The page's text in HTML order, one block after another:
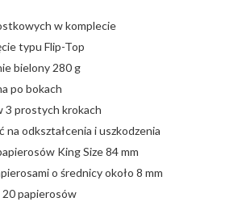
w komplecie
typu Flip-Top
bielony 280 g
po bokach
3 prostych krokach
na odkształcenia i uszkodzenia
King Size 84 mm
o średnicy około 8 mm
20 papierosów